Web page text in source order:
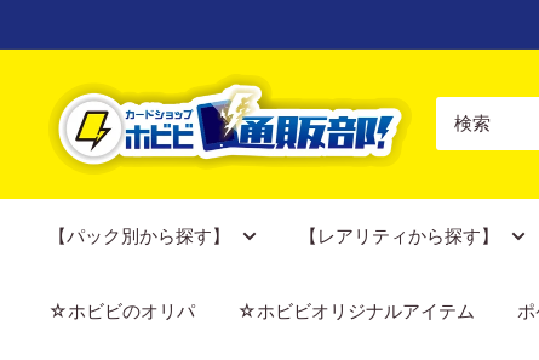
ン
【ポ
ケ
カ
門【パック別から探す】 【レアリティから探す】
☆ホビビのオリパ ☆ホビビオリジナルアイテム